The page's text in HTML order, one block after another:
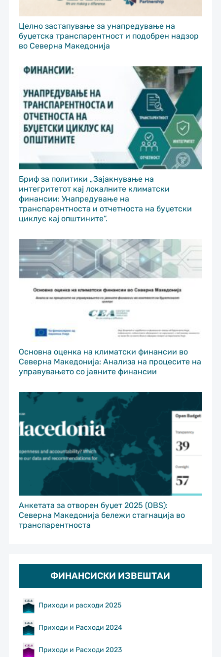
Целно застапување за унапредување на
буџетска транспарентност и подобрен надзор
во Северна Македонија
Бриф за политики „Зајакнување на
интегритетот кај локалните климатски
финансии: Унапредување на
транспарентноста и отчетноста на буџетски
циклус кај општините“.
Основна оценка на климатски финансии во
Северна Македонија: Анализа на процесите на
управувањето со јавните финансии
Анкетата за отворен буџет 2025 (OBS):
Северна Македонија бележи стагнација во
транспарентноста
ФИНАНСИСКИ ИЗВЕШТАИ
Приходи и расходи 2025
Приходи и Расходи 2024
Приходи и Расходи 2023